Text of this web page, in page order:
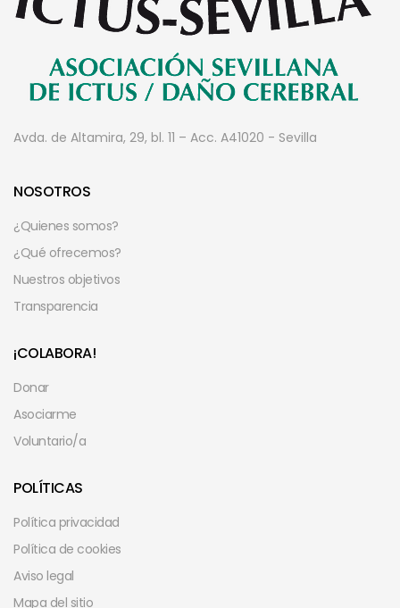
Avda. de Altamira, 29, bl. 11 – Acc. A41020 - Sevilla
NOSOTROS
¿Quienes somos?
¿Qué ofrecemos?
Nuestros objetivos
Transparencia
¡COLABORA!
Donar
Asociarme
Voluntario/a
POLÍTICAS
Política privacidad
Política de cookies
Aviso legal
Mapa del sitio